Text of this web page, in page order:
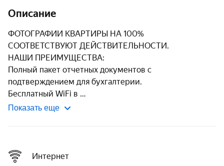
Описание
ФОТОГРАФИИ КВАРТИРЫ НА 100%
СООТВЕТСТВУЮТ ДЕЙСТВИТЕЛЬНОСТИ.
НАШИ ПРЕИМУЩЕСТВА:
Полный пакет отчетных документов с
подтверждением для бухгалтерии.
Бесплатный WiFi в
Показать еще
Интернет